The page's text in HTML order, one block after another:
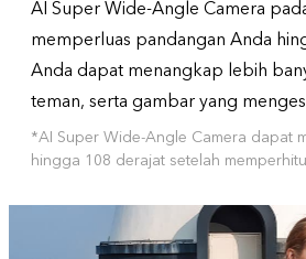
AI Super Wide-Angle Camera
memperluas pandangan Anda
Anda dapat menangkap lebih
teman, serta gambar yang
*AI Super Wide-Angle Camera dapat
hingga 108 derajat setelah